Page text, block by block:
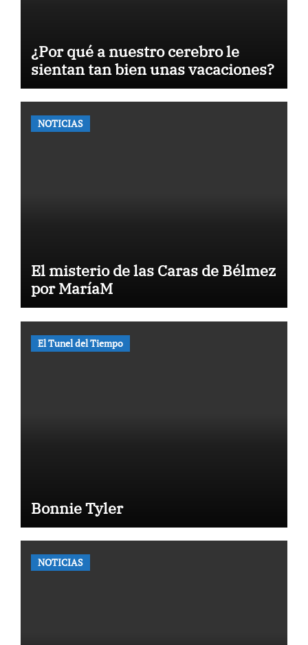
¿Por qué a nuestro cerebro le
sientan tan bien unas vacaciones?
NOTICIAS
El misterio de las Caras de Bélmez
por MaríaM
El Tunel del Tiempo
Bonnie Tyler
NOTICIAS